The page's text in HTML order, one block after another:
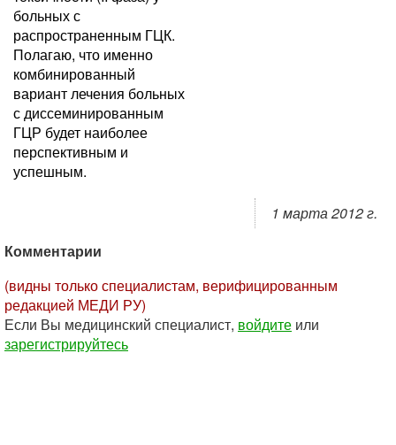
больных с
распространенным ГЦК.
Полагаю, что именно
комбинированный
вариант лечения больных
с диссеминированным
ГЦР будет наиболее
перспективным и
успешным.
1 марта 2012 г.
Комментарии
(видны только специалистам, верифицированным
редакцией МЕДИ РУ)
Если Вы медицинский специалист, войдите или
зарегистрируйтесь